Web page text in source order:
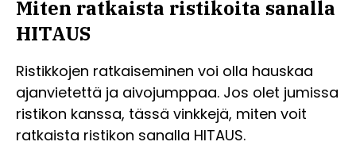
Miten ratkaista ristikoita sanalla
HITAUS
Ristikkojen ratkaiseminen voi olla hauskaa
ajanvietettä ja aivojumppaa. Jos olet jumissa
ristikon kanssa, tässä vinkkejä, miten voit
ratkaista ristikon sanalla HITAUS.